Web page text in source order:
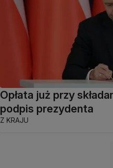
Opłata już przy
podpis prezydenta
Z KRAJU